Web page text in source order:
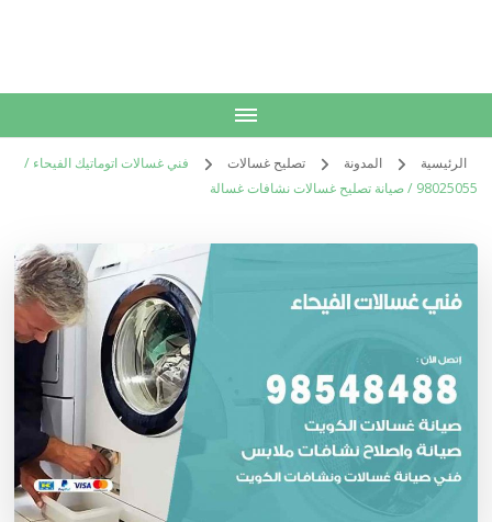
الرئيسية المدونة تصليح غسالات
فني غسالات اتوماتيك الفيحاء /
98025055 / صيانة تصليح غسالات نشافات غسالة